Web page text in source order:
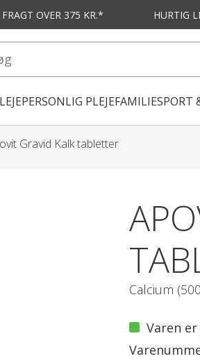
FRAGT OVER 375 KR.* HURTIG
PERSONLIG PLEJEFAMILIESPORT
Gravid Kalk tabletter
Calcium
Varen